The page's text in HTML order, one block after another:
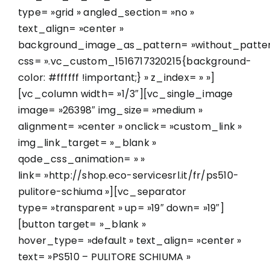
type= »grid » angled_section= »no »
text_align= »center »
background_image_as_pattern=
css= ».vc_custom_1516717320215{background-
color: #ffffff !important;} » z_index= » »]
[vc_column width= »1/3″][vc_single_image
image= »26398″ img_size= »medium »
alignment= »center » onclick= »custom_link »
img_link_target= »_blank »
qode_css_animation= » »
link= »http://shop.eco-servicesrl.it/fr/ps510-
pulitore-schiuma »][vc_separator
type= »transparent » up= »19″ down= »19″]
[button target= »_blank »
hover_type= »default » text_align= »center »
text= »PS510 – PULITORE SCHIUMA »